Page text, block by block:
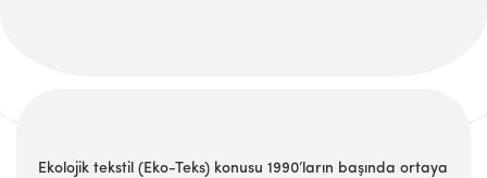
Ekolojik tekstil (Eko-Teks) konusu 1990’ların başında ortaya